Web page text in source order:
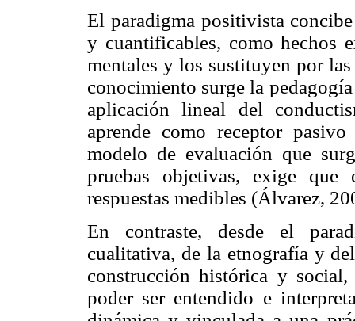
El paradigma positivista
y cuantificables, como hechos
mentales y los sustituyen por
conocimiento surge la
aplicación lineal del
aprende como receptor
modelo de evaluación que
pruebas objetivas, exige
respuestas medibles (Álvarez,
En contraste, desde el
cualitativa, de la etnografía y
construcción histórica y
poder ser entendido e